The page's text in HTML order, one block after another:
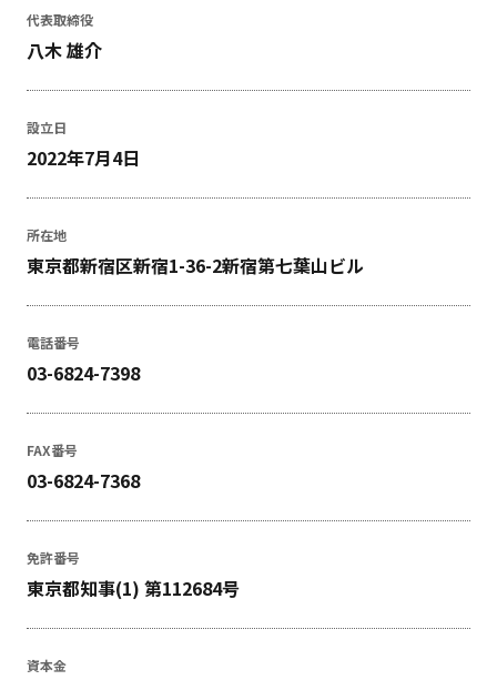
代表取締役
八木 雄介
設立日
2022年7月4日
所在地
東京都新宿区新宿1-36-2新宿第七葉山ビル
電話番号
03-6824-7398
FAX番号
03-6824-7368
免許番号
東京都知事(1) 第112684号
資本金